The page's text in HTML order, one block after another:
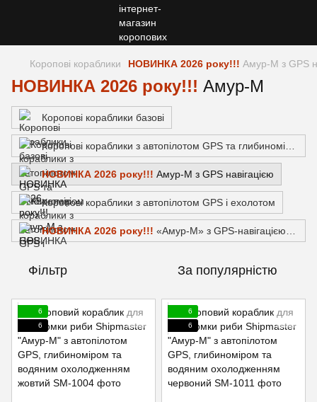
Коропові кораблики НОВИНКА 2026 року!!! Амур-М з GPS
НОВИНКА 2026 року!!! Амур-М
Коропові кораблики базові
НОВИНКА 2026 року!!! Амур-М з GPS навігацією
Коропові кораблики з автопілотом GPS і ехолотом
НОВИНКА 2026 року!!! «Амур-М» з GPS-навігацією та ехолотом TOSLON TF-520
Фільтр За популярністю
6
6
6
6